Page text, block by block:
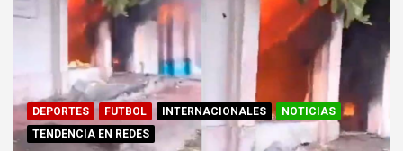
DEPORTES FUTBOL INTERNACIONALES
NOTICIAS
TENDENCIA EN REDES